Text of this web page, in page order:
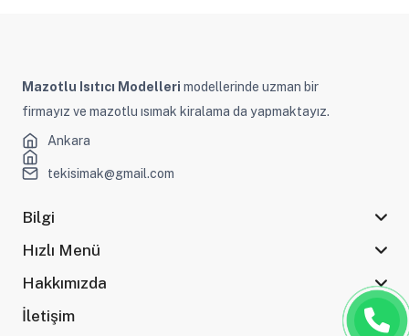
Mazotlu Isıtıcı Modelleri modellerinde uzman bir
firmayız ve mazotlu ısımak kiralama da yapmaktayız.
Ankara
tekisimak@gmail.com
Bilgi
Hızlı Menü
Hakkımızda
İletişim